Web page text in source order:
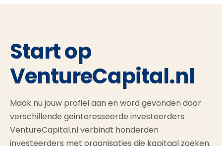
Start op
VentureCapital.nl
Maak nu jouw profiel aan en word gevonden door
verschillende geinteresseerde investeerders.
VentureCapital.nl verbindt honderden
investeerders met organisaties die kapitaal zoeken.